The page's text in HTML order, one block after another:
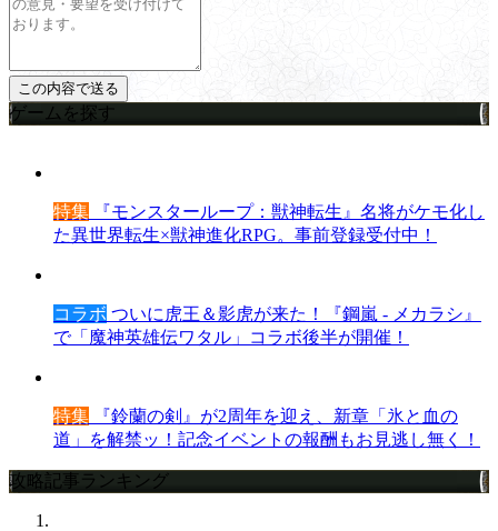
ゲームを探す
特集 『モンスターループ：獣神転生』名将がケモ化し
た異世界転生×獣神進化RPG。事前登録受付中！
コラボ ついに虎王＆影虎が来た！『鋼嵐 - メカラシ』
で「魔神英雄伝ワタル」コラボ後半が開催！
特集 『鈴蘭の剣』が2周年を迎え、新章「氷と血の
道」を解禁ッ！記念イベントの報酬もお見逃し無く！
攻略記事ランキング